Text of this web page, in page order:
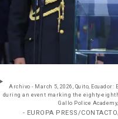
Archivo - March 5, 2026, Quito,
during an event marking the eighty-
Gallo Police
- EUROPA PRESS/